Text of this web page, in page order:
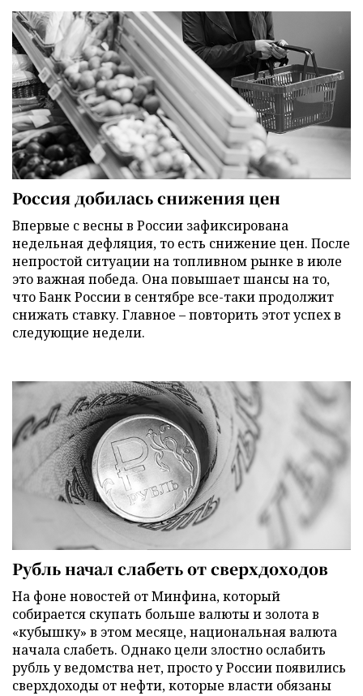
Россия добилась снижения цен
Впервые с весны в России зафиксирована
недельная дефляция, то есть снижение цен. После
непростой ситуации на топливном рынке в июле
это важная победа. Она повышает шансы на то,
что Банк России в сентябре все-таки продолжит
снижать ставку. Главное – повторить этот успех в
следующие недели.
Рубль начал слабеть от сверхдоходов
На фоне новостей от Минфина, который
собирается скупать больше валюты и золота в
«кубышку» в этом месяце, национальная валюта
начала слабеть. Однако цели злостно ослабить
рубль у ведомства нет, просто у России появились
сверхдоходы от нефти, которые власти обязаны